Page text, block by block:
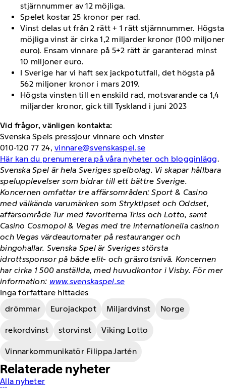
stjärnnummer av 12 möjliga.
Spelet kostar 25 kronor per rad.
Vinst delas ut från 2 rätt + 1 rätt stjärnnummer. Högsta
möjliga vinst är cirka 1,2 miljarder kronor (100 miljoner
euro). Ensam vinnare på 5+2 rätt är garanterad minst
10 miljoner euro.
I Sverige har vi haft sex jackpotutfall, det högsta på
562 miljoner kronor i mars 2019.
Högsta vinsten till en enskild rad, motsvarande ca 1,4
miljarder kronor, gick till Tyskland i juni 2023
Vid frågor, vänligen kontakta:
Svenska Spels pressjour vinnare och vinster
010-120 77 24,vinnare@svenskaspel.se
Här kan du prenumerera på våra nyheter och blogginlägg.
Svenska Spel är hela Sveriges spelbolag. Vi skapar hållbara
spelupplevelser som bidrar till ett bättre Sverige.
Koncernen omfattar tre affärsområden: Sport & Casino
med välkända varumärken som Stryktipset och Oddset,
affärsområde Tur med favoriterna Triss och Lotto, samt
Casino Cosmopol & Vegas med tre internationella casinon
och Vegas värdeautomater på restauranger och
bingohallar. Svenska Spel är Sveriges största
idrottssponsor på både elit- och gräsrotsnivå. Koncernen
har cirka 1 500 anställda, med huvudkontor i Visby. För mer
information: www.svenskaspel.se
Inga författare hittades
drömmar
Eurojackpot Miljardvinst Norge
rekordvinst storvinst Viking Lotto
Vinnarkommunikatör Filippa Jartén
Relaterade nyheter
Alla nyheter